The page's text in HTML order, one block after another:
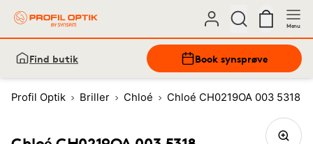
Menu
Find butik Book synsprøve
Profil Optik Briller Chloé Chloé CH0219OA 003 5318